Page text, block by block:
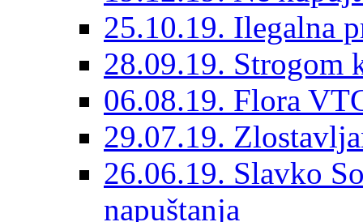
25.10.19. Ilegalna
28.09.19. Strogom
06.08.19. Flora
29.07.19.
26.06.19. Slavko
napuštanja